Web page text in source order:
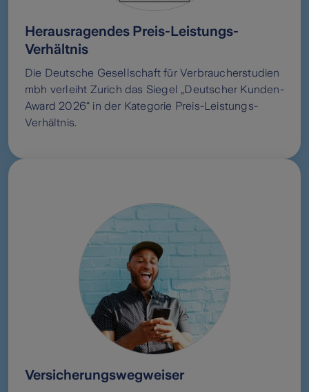
Herausragendes Preis-Leistungs-
Verhältnis
Die Deutsche Gesellschaft für Verbraucherstudien
mbh verleiht Zurich das Siegel „Deutscher Kunden-
Award 2026“ in der Kategorie Preis-Leistungs-
Verhältnis.
Versicherungswegweiser